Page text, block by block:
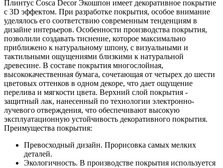
Плинтус Cosca Decor Экошпон имеет декоративное покрытие
c 3D эффектом. При разработке покрытия, особое внимание
уделялось его соответствию современным тенденциям в
дизайне интерьеров. Особенности производства покрытия,
позволили создавать тиснение, которое максимально
приближено к натуральному шпону, с визуальными и
тактильными ощущениями близкими к натуральной
древесине. В составе покрытия многослойная,
высококачественная бумага, сочетающая от четырех до шести
цветовых оттенков в одном декоре, что дает ощущение
перелива и мягкости цвета. Верхний слой покрытия -
защитный лак, нанесенный по технологии электронно-
лучевого отверждения, что обеспечивают высокую
эксплуатационную устойчивость декоративного покрытия.
Преимущества покрытия:
Превосходный дизайн. Прорисовка самых мелких
деталей.
Экологичность. В производстве покрытия используется